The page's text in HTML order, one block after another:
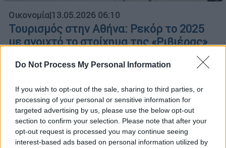
Do Not Process My Personal Information
If you wish to opt-out of the sale, sharing to third parties, or
processing of your personal or sensitive information for
targeted advertising by us, please use the below opt-out
section to confirm your selection. Please note that after your
opt-out request is processed you may continue seeing
interest-based ads based on personal information utilized by
Οικονομία|13.05.2026 06:10
Τουρισμός στην Αθήνα: Ρεκόρ το 2025
με ανοιχτό το στοίχημα της «Ριβιέρας»
Πώς η Αθήνα κατάφερε να γίνει ένας
προορισμός που «πρέπει να δει κανείς έστω
μία φορά στη ζωή του»